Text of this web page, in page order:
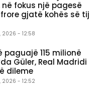
fokus një pagesë
gjatë kohës së tij
2026 - 12:58
paguajë 115 milionë
Güler, Real Madridi
dileme
2026 - 12:52